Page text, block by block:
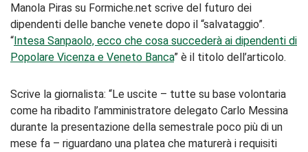
Manola Piras su Formiche.net scrive del futuro dei
dipendenti delle banche venete dopo il “salvataggio”.
“Intesa Sanpaolo, ecco che cosa succederà ai dipendenti di
Popolare Vicenza e Veneto Banca” è il titolo dell’articolo.
Scrive la giornalista: “Le uscite – tutte su base volontaria
come ha ribadito l’amministratore delegato Carlo Messina
durante la presentazione della semestrale poco più di un
mese fa – riguardano una platea che maturerà i requisiti